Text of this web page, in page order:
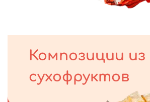
Композиции из
сухофруктов